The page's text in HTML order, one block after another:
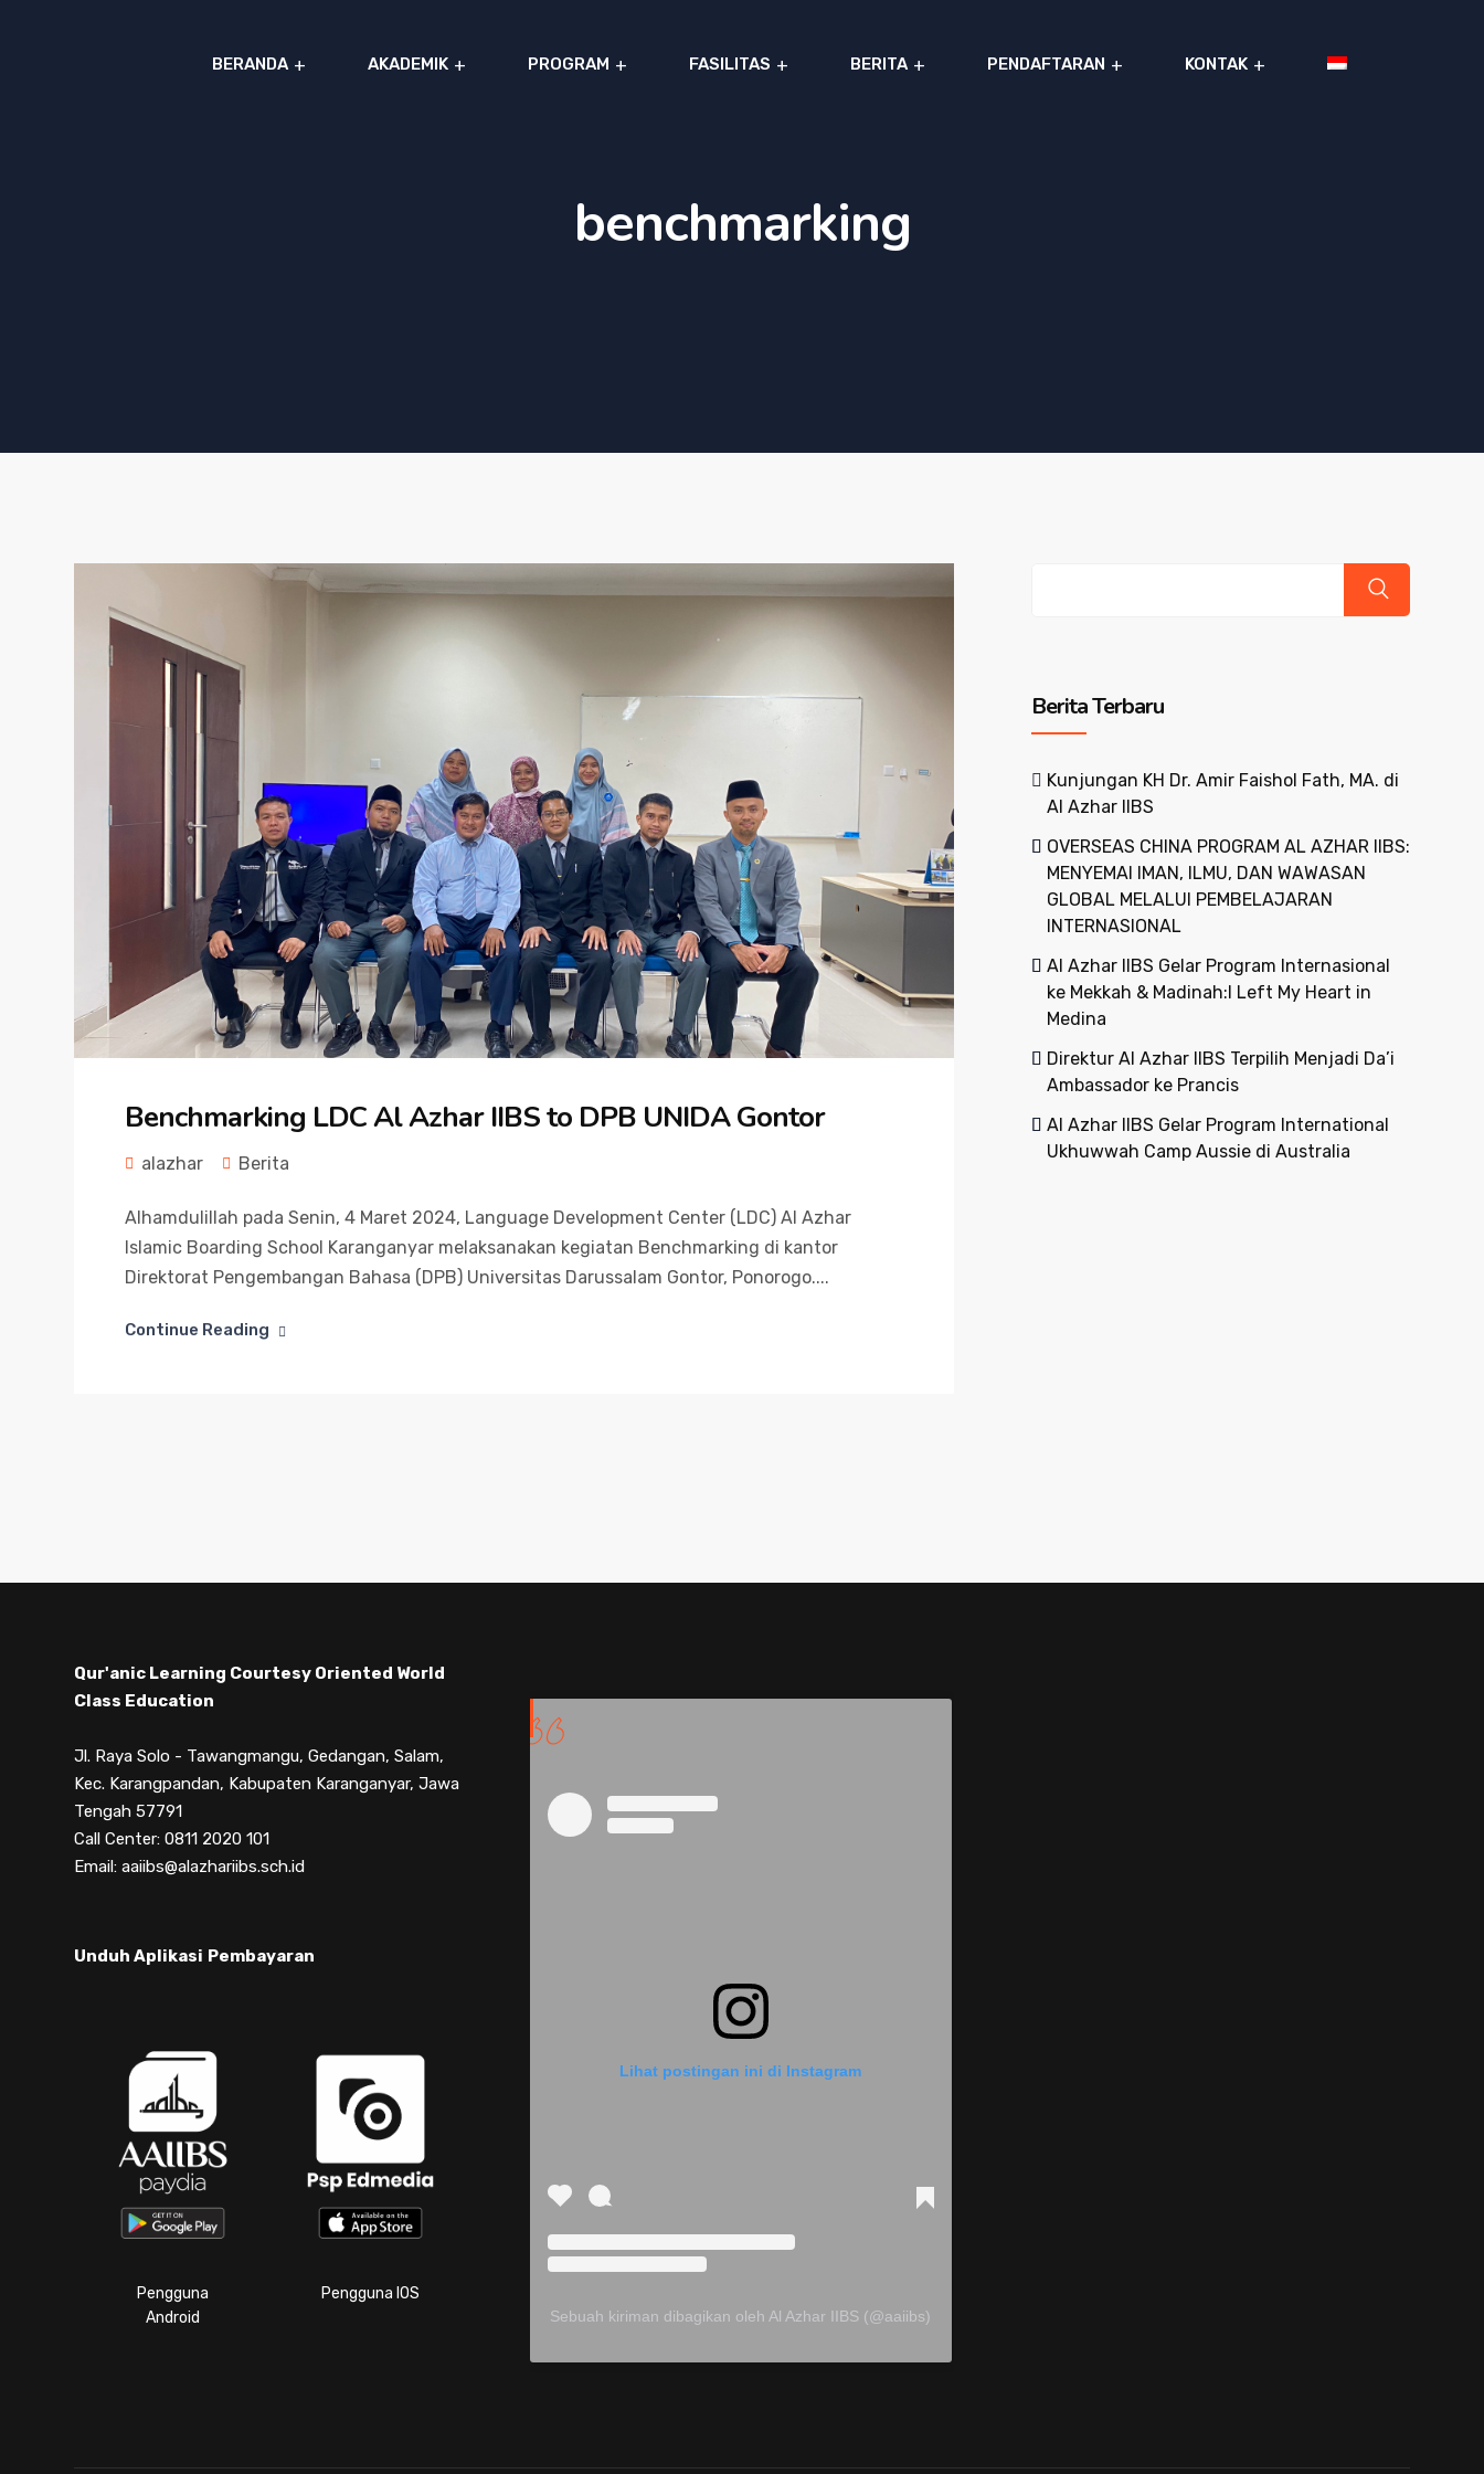
BERANDA AKADEMIK PROGRAM FASILITAS BERITA PENDAFTARAN KONTAK
benchmarking
Benchmarking LDC Al Azhar IIBS to DPB UNIDA Gontor
alazhar Berita
Alhamdulillah pada Senin, 4 Maret 2024, Language Development Center (LDC) Al Azhar
Islamic Boarding School Karanganyar melaksanakan kegiatan Benchmarking di kantor
Direktorat Pengembangan Bahasa (DPB) Universitas Darussalam Gontor, Ponorogo....
Continue Reading
Berita Terbaru
Kunjungan KH Dr. Amir Faishol Fath, MA. di
Al Azhar IIBS
OVERSEAS CHINA PROGRAM AL AZHAR IIBS:
MENYEMAI IMAN, ILMU, DAN WAWASAN
GLOBAL MELALUI PEMBELAJARAN
INTERNASIONAL
Al Azhar IIBS Gelar Program Internasional
ke Mekkah & Madinah:I Left My Heart in
Medina
Direktur Al Azhar IIBS Terpilih Menjadi Da’i
Ambassador ke Prancis
Al Azhar IIBS Gelar Program International
Ukhuwwah Camp Aussie di Australia
Qur'anic Learning Courtesy Oriented World
Class Education
Jl. Raya Solo - Tawangmangu, Gedangan, Salam,
Kec. Karangpandan, Kabupaten Karanganyar, Jawa
Tengah 57791
Call Center: 0811 2020 101
Email: aaiibs@alazhariibs.sch.id
Unduh Aplikasi Pembayaran
Pengguna
Android
Pengguna IOS
Lihat postingan ini di Instagram
Sebuah kiriman dibagikan oleh Al Azhar IIBS (@aaiibs)